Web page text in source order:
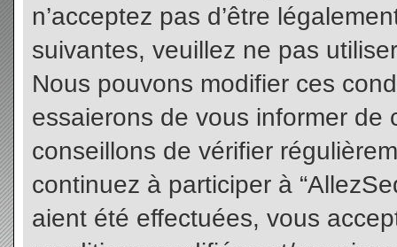
n’acceptez pas d’être
suivantes, veuillez ne pas
Nous pouvons modifier ces
essaierons de vous informer
conseillons de vérifier
continuez à participer à
aient été effectuées, vous